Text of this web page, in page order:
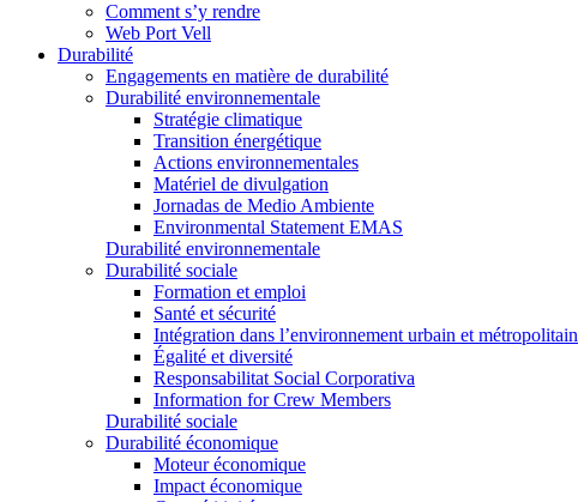
Comment s’y rendre
Web Port Vell
Durabilité
Engagements en matière de durabilité
Durabilité environnementale
Stratégie climatique
Transition énergétique
Actions environnementales
Matériel de divulgation
Jornadas de Medio Ambiente
Environmental Statement EMAS
Durabilité environnementale
Durabilité sociale
Formation et emploi
Santé et sécurité
Intégration dans l’environnement urbain et métropolitain
Égalité et diversité
Responsabilitat Social Corporativa
Information for Crew Members
Durabilité sociale
Durabilité économique
Moteur économique
Impact économique